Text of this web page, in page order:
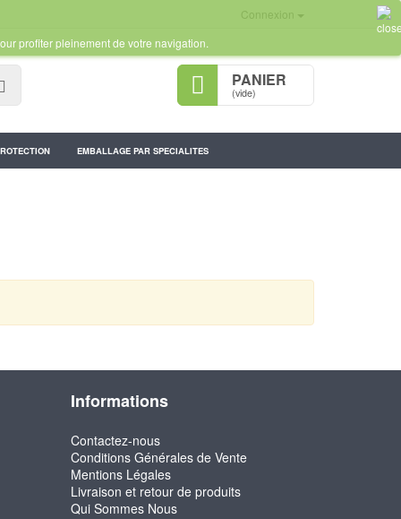
Connexion
PANIER
(vide)
EMBALLAGE PAR SPECIALITES
profiter pleinement de votre navigation.
Informations
Contactez-nous
Conditions Générales de Vente
Mentions Légales
Livraison et retour de produits
Qui Sommes Nous